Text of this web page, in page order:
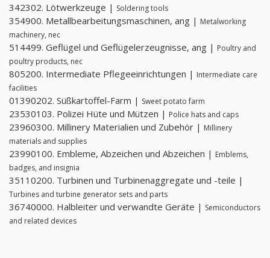
342302. Lötwerkzeuge | Soldering tools
354900. Metallbearbeitungsmaschinen, ang | Metalworking
machinery, nec
514499. Geflügel und Geflügelerzeugnisse, ang | Poultry and
poultry products, nec
805200. Intermediate Pflegeeinrichtungen | Intermediate care
facilities
01390202. Süßkartoffel-Farm | Sweet potato farm
23530103. Polizei Hüte und Mützen | Police hats and caps
23960300. Millinery Materialien und Zubehör | Millinery
materials and supplies
23990100. Embleme, Abzeichen und Abzeichen | Emblems,
badges, and insignia
35110200. Turbinen und Turbinenaggregate und -teile |
Turbines and turbine generator sets and parts
36740000. Halbleiter und verwandte Geräte | Semiconductors
and related devices